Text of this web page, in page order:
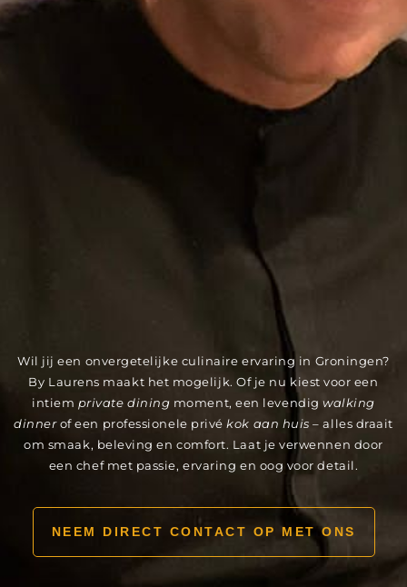
Wil jij een onvergetelijke culinaire ervaring in Groningen?
By Laurens maakt het mogelijk. Of je nu kiest voor een
intiem private dining moment, een levendigwalking
dinnerof een professionele privé kok aan huis – alles draait
om smaak, beleving en comfort. Laat je verwennen door
een chef met passie, ervaring en oog voor detail.
NEEM DIRECT CONTACT OP MET ONS